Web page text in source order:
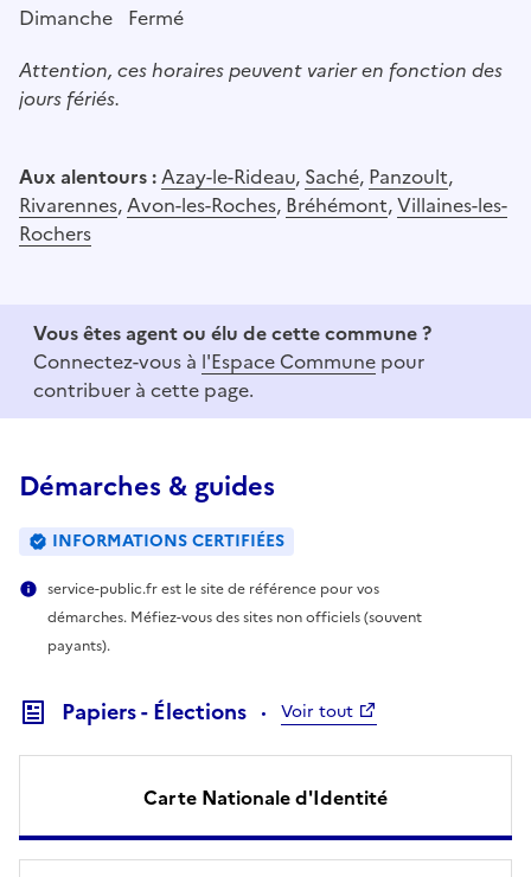
Dimanche Fermé
Attention, ces horaires peuvent varier en fonction des
jours fériés.
Aux alentours :Azay-le-Rideau, Saché, Panzoult,
Rivarennes,Avon-les-Roches, Bréhémont,Villaines-les-
Rochers
Vous êtes agent ou élu de cette commune ?
Connectez-vous à l'Espace Commune pour
contribuer à cette page.
Démarches & guides
INFORMATIONS CERTIFIÉES
service-public.fr est le site de référence pour vos
démarches. Méfiez-vous des sites non officiels (souvent
payants).
Papiers - Élections Voir tout
Carte Nationale d'Identité